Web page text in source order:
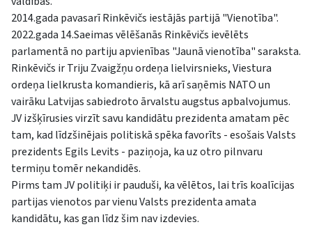
2014.gada pavasarī Rinkēvičs iestājās partijā "Vienotība".
2022.gada 14.Saeimas vēlēšanās Rinkēvičs ievēlēts
parlamentā no partiju apvienības "Jaunā vienotība" saraksta.
Rinkēvičs ir Triju Zvaigžņu ordeņa lielvirsnieks, Viestura
ordeņa lielkrusta komandieris, kā arī saņēmis NATO un
vairāku Latvijas sabiedroto ārvalstu augstus apbalvojumus.
JV izšķīrusies virzīt savu kandidātu prezidenta amatam pēc
tam, kad līdzšinējais politiskā spēka favorīts - esošais Valsts
prezidents Egils Levits - paziņoja, ka uz otro pilnvaru
termiņu tomēr nekandidēs.
Pirms tam JV politiķi ir pauduši, ka vēlētos, lai trīs koalīcijas
partijas vienotos par vienu Valsts prezidenta amata
kandidātu, kas gan līdz šim nav izdevies.